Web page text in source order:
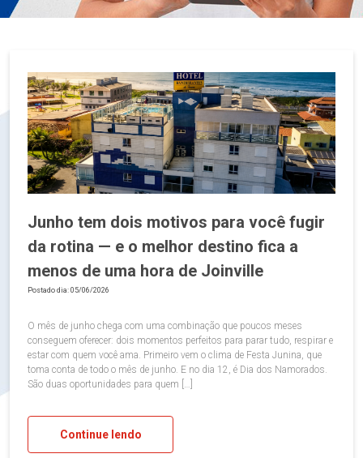
Junho tem dois motivos para você fugir
da rotina — e o melhor destino fica a
menos de uma hora de Joinville
Postado dia: 05/06/2026
O mês de junho chega com uma combinação que poucos meses
conseguem oferecer: dois momentos perfeitos para parar tudo, respirar e
estar com quem você ama. Primeiro vem o clima de Festa Junina, que
toma conta de todo o mês de junho. E no dia 12, é Dia dos Namorados.
São duas oportunidades para quem […]
Continue lendo